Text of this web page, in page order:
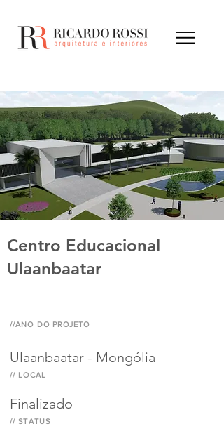
Centro Educacional
Ulaanbaatar
//ANO DO PROJETO
Ulaanbaatar - Mongólia
// LOCAL
Finalizado
// STATUS